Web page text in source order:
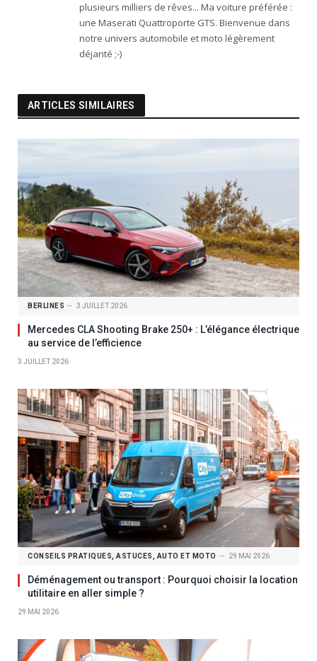
plusieurs milliers de rêves... Ma voiture préférée :
une Maserati Quattroporte GTS. Bienvenue dans
notre univers automobile et moto légèrement
déjanté ;-)
ARTICLES SIMILAIRES
BERLINES 3 JUILLET 2026
Mercedes CLA Shooting Brake 250+ : L’élégance électrique
au service de l’efficience
3 JUILLET 2026
CONSEILS PRATIQUES, ASTUCES, AUTO ET MOTO 29 MAI 2026
Déménagement ou transport : Pourquoi choisir la location
utilitaire en aller simple ?
29 MAI 2026